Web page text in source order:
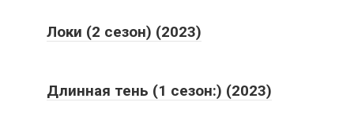
Локи (2 сезон) (2023)
Длинная тень (1 сезон:) (2023)